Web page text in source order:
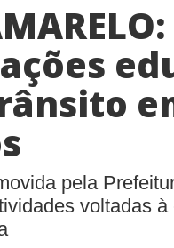
pela
voltadas